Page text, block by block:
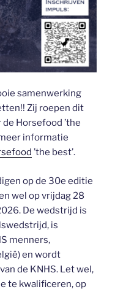
samenwerking
Zij roepen dit
Horsefood ’the
informatie
’the best’.
op de 30e editie
wel op vrijdag 28
De wedstrijd is
is
menners,
en wordt
de KNHS. Let wel,
te kwalificeren, op